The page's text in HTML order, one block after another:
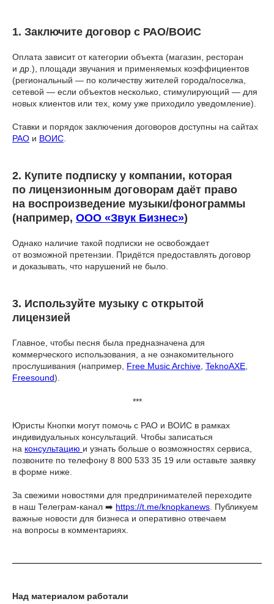
1. Заключите договор с РАО/ВОИС
Оплата зависит от категории объекта (магазин, ресторан
и др.), площади звучания и применяемых коэффициентов
(региональный — по количеству жителей города/поселка,
сетевой — если объектов несколько, стимулирующий — для
новых клиентов или тех, кому уже приходило уведомление).
Ставки и порядок заключения договоров доступны на сайтах
РАО и ВОИС
2. Купите подписку у компании, которая
по лицензионным договорам даёт право
на воспроизведение музыки/фонограммы
(например, ООО «Звук Бизнес»)
Однако наличие такой подписки не освобождает
от возможной претензии. Придётся предоставлять договор
и доказывать, что нарушений не было.
3. Используйте музыку с открытой
лицензией
Главное, чтобы песня была предназначена для
коммерческого использования, а не ознакомительного
прослушивания (например, Free Music Archive TeknoAXE
Freesound).
***
Юристы Кнопки могут помочь с РАО и ВОИС в рамках
индивидуальных консультаций. Чтобы записаться
на консультацию и узнать больше о возможностях сервиса,
позвоните по телефону 8 800 533 35 19 или оставьте заявку
в форме ниже.
За свежими новостями для предпринимателей переходите
в наш Телеграм-канал ➡️ https://t.me/knopkanews . Публикуем
важные новости для бизнеса и оперативно отвечаем
на вопросы в комментариях.
Над материалом работали